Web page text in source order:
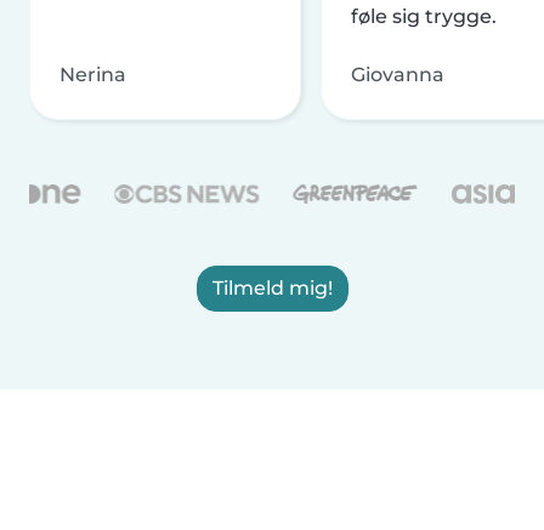
Nerina
føle sig trygge.
Giovanna
Tilmeld mig!